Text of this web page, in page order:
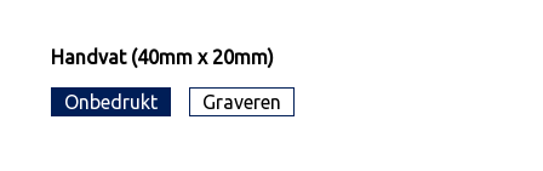
Handvat (40mm x 20mm)
Onbedrukt Graveren